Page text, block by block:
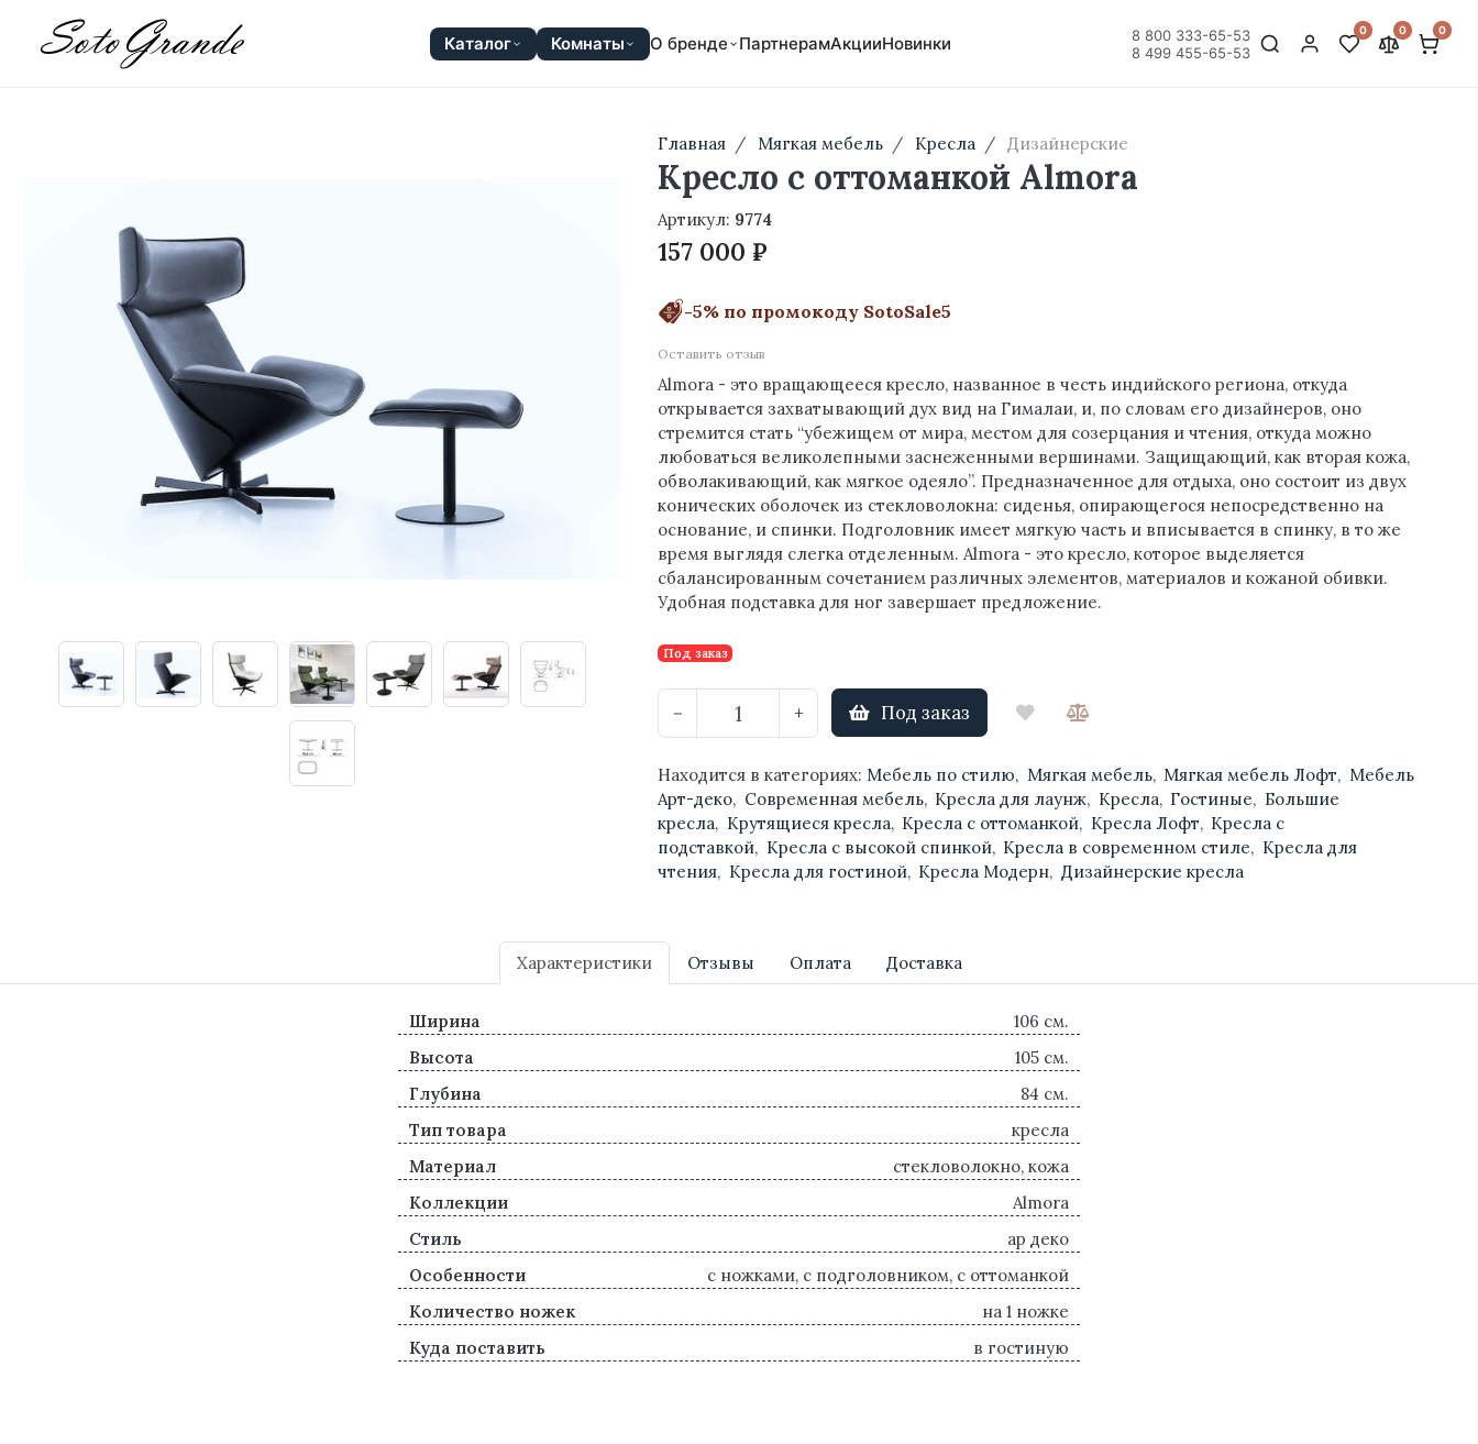
Каталог Комнаты О бренде ПартнерамАкцииНовинки
8 800 333-65-53
8 499 455-65-53
0 0 0
Главная Мягкая мебель Кресла Дизайнерские
Кресло с оттоманкой Almora
Артикул: 9774
157 000 ₽
-5% по промокоду SotoSale5
Оставить отзыв
Almora - это вращающееся кресло, названное в честь индийского региона, откуда
открывается захватывающий дух вид на Гималаи, и, по словам его дизайнеров, оно
стремится стать “убежищем от мира, местом для созерцания и чтения, откуда можно
любоваться великолепными заснеженными вершинами. Защищающий, как вторая кожа,
обволакивающий, как мягкое одеяло”. Предназначенное для отдыха, оно состоит из двух
конических оболочек из стекловолокна: сиденья, опирающегося непосредственно на
основание, и спинки. Подголовник имеет мягкую часть и вписывается в спинку, в то же
время выглядя слегка отделенным. Almora - это кресло, которое выделяется
сбалансированным сочетанием различных элементов, материалов и кожаной обивки.
Удобная подставка для ног завершает предложение.
Под заказ
− + Под заказ
Находится в категориях: Мебель по стилю, Мягкая мебель, Мягкая мебель Лофт, Мебель
Арт-деко, Современная мебель, Кресла для лаунж, Кресла, Гостиные, Большие
кресла, Крутящиеся кресла, Кресла с оттоманкой, Кресла Лофт, Кресла с
подставкой, Кресла с высокой спинкой, Кресла в современном стиле, Кресла для
чтения, Кресла для гостиной, Кресла Модерн, Дизайнерские кресла
Характеристики Отзывы Оплата Доставка
Ширина
106 см.
Высота
105 см.
Глубина
84 см.
Тип товара
кресла
Материал
стекловолокно, кожа
Коллекции
Almora
Стиль
ар деко
Особенности
с ножками, с подголовником, с оттоманкой
Количество ножек
на 1 ножке
Куда поставить
в гостиную